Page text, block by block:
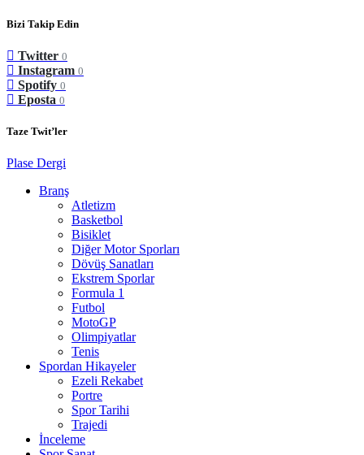
Bizi Takip Edin
Twitter 0
Instagram 0
Spotify 0
Eposta 0
Taze Twit’ler
Plase Dergi
Branş
Atletizm
Basketbol
Bisiklet
Diğer Motor Sporları
Dövüş Sanatları
Ekstrem Sporlar
Formula 1
Futbol
MotoGP
Olimpiyatlar
Tenis
Spordan Hikayeler
Ezeli Rekabet
Portre
Spor Tarihi
Trajedi
İnceleme